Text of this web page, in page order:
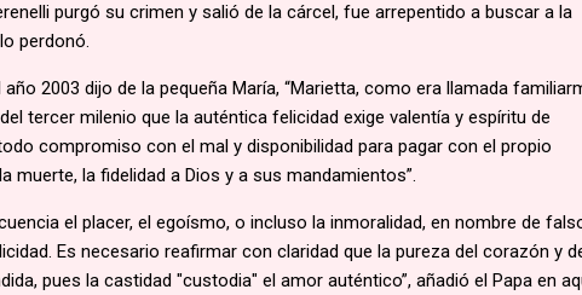
purgó su crimen y salió de la cárcel, fue arrepentido a buscar a la
perdonó.
2003 dijo de la pequeña María, “Marietta, como era llamada
tercer milenio que la auténtica felicidad exige valentía y espíritu de
compromiso con el mal y disponibilidad para pagar con el propio
muerte, la fidelidad a Dios y a sus mandamientos”.
el placer, el egoísmo, o incluso la inmoralidad, en nombre de
Es necesario reafirmar con claridad que la pureza del corazón y
pues la castidad "custodia" el amor auténtico”, añadió el Papa en